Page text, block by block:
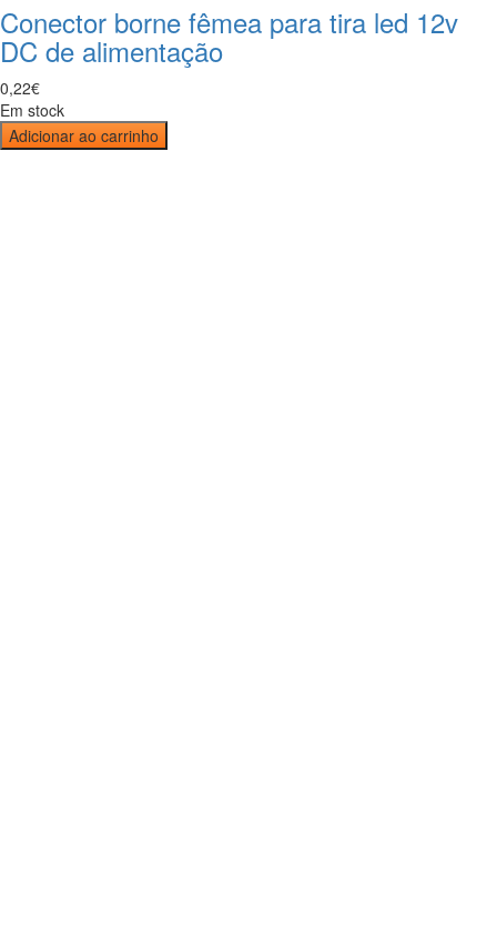
Conector borne fêmea para tira led 12v
DC de alimentação
0,22€
Em stock
Adicionar ao carrinho